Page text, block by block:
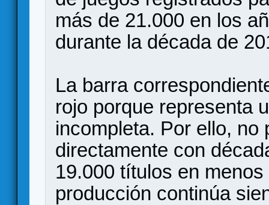
más de 21.000 en los
durante la década de
La barra
rojo porque representa
incompleta. Por ello, no
directamente con
19.000 títulos en
producción continúa